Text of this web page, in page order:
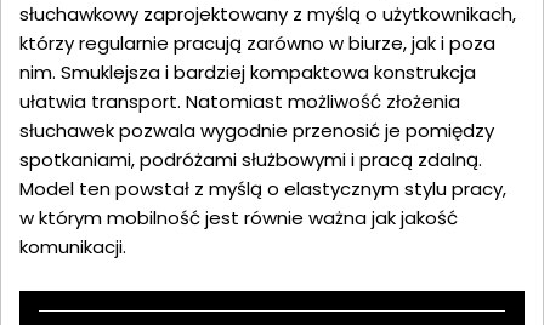
słuchawkowy zaprojektowany z myślą o użytkownikach,
którzy regularnie pracują zarówno w biurze, jak i poza
nim. Smuklejsza i bardziej kompaktowa konstrukcja
ułatwia transport. Natomiast możliwość złożenia
słuchawek pozwala wygodnie przenosić je pomiędzy
spotkaniami, podróżami służbowymi i pracą zdalną.
Model ten powstał z myślą o elastycznym stylu pracy,
w którym mobilność jest równie ważna jak jakość
komunikacji.